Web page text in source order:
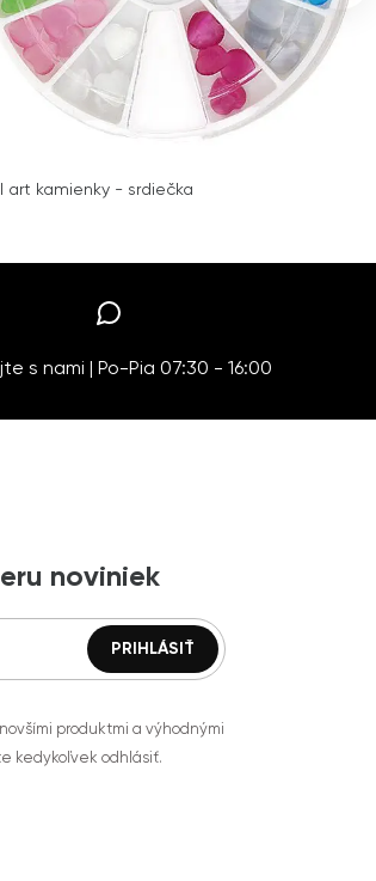
art kamienky - srdiečka
s nami | Po-Pia 07:30 - 16:00
noviniek
produktmi a výhodnými
kedykoľvek odhlásiť.